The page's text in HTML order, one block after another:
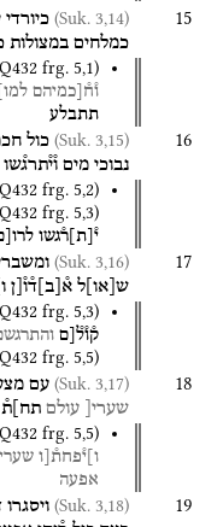
15
(Suk. 3,14) כיורדי
כמלחים במצולות
frg. 5,1)
ו֯ח֯[כמיהם למו]
תתבלע
16
(Suk. 3,15) כול
נבוכי מים ו֯י֯תרג֯שו
frg. 5,2)
frg. 5,3)
י֯ ת ר֯גשו
17
(Suk. 3,16)
ש או ל א֯ ב ד֯ו֯[ן
frg. 5,3)
ק֯ו֯ל֯[ם
frg. 5,5)
18
(Suk. 3,17) עם
שערי[
עולם תח]ת֯
frg. 5,5)
ו]י֯פחת֯[ו שערי]
אפעה
19
(Suk. 3,18) ויסגרו